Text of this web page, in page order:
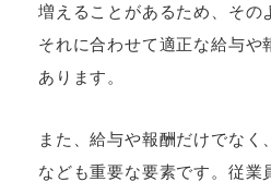
増えることがあるため、その
それに合わせて適正な給与や
あります。
また、給与や報酬だけでなく
なども重要な要素です。従業